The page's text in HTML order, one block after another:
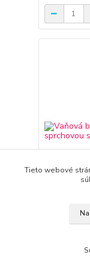
sprchovou
Tieto webové